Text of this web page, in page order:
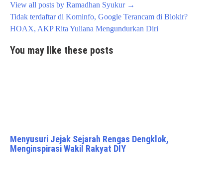
View all posts by Ramadhan Syukur →
Post
navigation
Tidak terdaftar di Kominfo, Google Terancam di Blokir?
HOAX, AKP Rita Yuliana Mengundurkan Diri
You may like these posts
Menyusuri Jejak Sejarah Rengas Dengklok,
Menginspirasi Wakil Rakyat DIY